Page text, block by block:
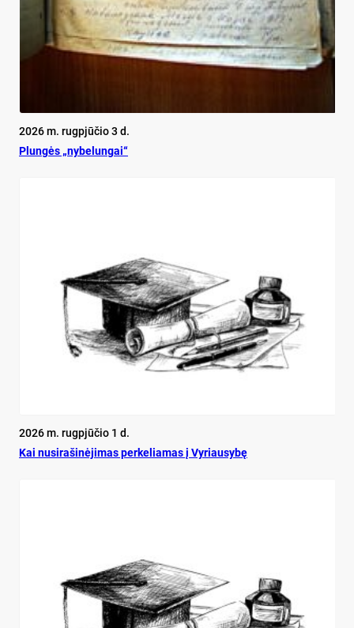
2026 m. rugpjūčio 3 d.
Plun­gės „ny­be­lun­gai“
2026 m. rugpjūčio 1 d.
Kai nu­si­ra­ši­nė­ji­mas per­ke­lia­mas į Vy­riau­sy­bę